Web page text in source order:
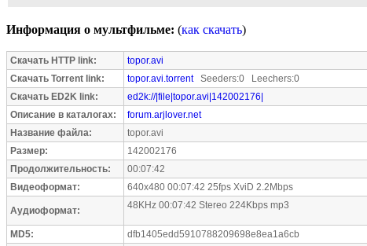
Информация о мультфильме: (как скачать)
Скачать HTTP link:
topor.avi
Скачать Torrent link:
topor.avi.torrentSeeders:0 Leechers:0
Скачать ED2K link:
ed2k://|file|topor.avi|142002176|
Описание в каталогах:
forum.arjlover.net
Название файла:
topor.avi
Размер:
142002176
Продолжительность:
00:07:42
Видеоформат:
640x480 00:07:42 25fps XviD 2.2Mbps
Аудиоформат: 48KHz 00:07:42 Stereo 224Kbps mp3
MD5:
dfb1405edd5910788209698e8ea1a6cb